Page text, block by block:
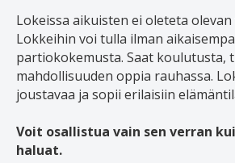
Lokeissa aikuisten ei oleteta olevan
Lokkeihin voi tulla ilman
partiokokemusta. Saat koulutusta,
mahdollisuuden oppia rauhassa.
joustavaa ja sopii erilaisiin
Voit osallistua vain sen verran
haluat.